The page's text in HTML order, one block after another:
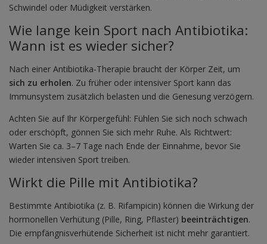
Schwindel oder Müdigkeit verstärken.
Wie lange kein Sport nach Antibiotika:
Wann ist es wieder sicher?
Nach einer Antibiotika-Therapie braucht der Körper Zeit, um
sich zu erholen. Zu früher oder intensiver Sport kann das
Immunsystem zusätzlich belasten und die Genesung verzögern.
Achten Sie auf Ihr Körpergefühl: Fühlen Sie sich noch schwach
oder erschöpft, gönnen Sie sich mehr Ruhe. Als Richtwert:
Warten Sie ca. 3–7 Tage nach Ende der Einnahme, bevor Sie
wieder intensiven Sport treiben.
Wirkt die Pille mit Antibiotika?
Bestimmte Antibiotika (z. B. Rifampicin) können die Wirkung der
hormonellen Verhütung (Pille, Ring, Pflaster) beeinträchtigen.
Die empfängnisverhütende Sicherheit ist nicht mehr garantiert.